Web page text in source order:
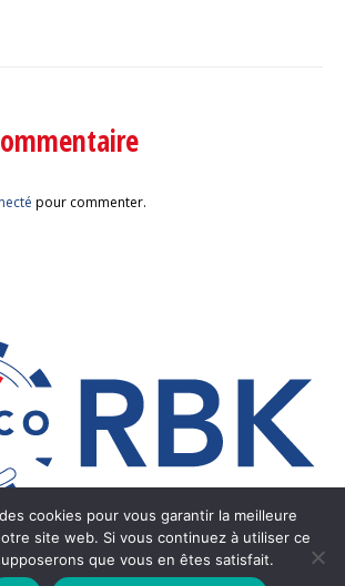
pour commenter.
-2024. Tous droits réservés - site : rbk.fr© - rbk-
cookies pour vous garantir la meilleure
site web. Si vous continuez à utiliser ce
que vous en êtes satisfait.